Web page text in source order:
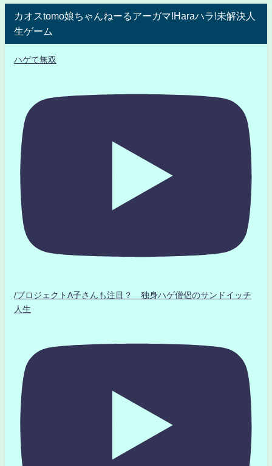
カオスtomo娘ちゃんねーるアーガマ!Haraハラ!未解決人
生ゲーム
ハゲて無双
/プロジェクトA子さんも注目？ 独身ハゲ僧侶のサンドイッチ
人生